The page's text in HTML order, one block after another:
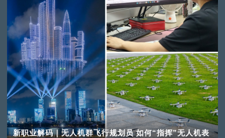
新职业解码｜无人机群飞行规划员 如何“指挥”无人机表